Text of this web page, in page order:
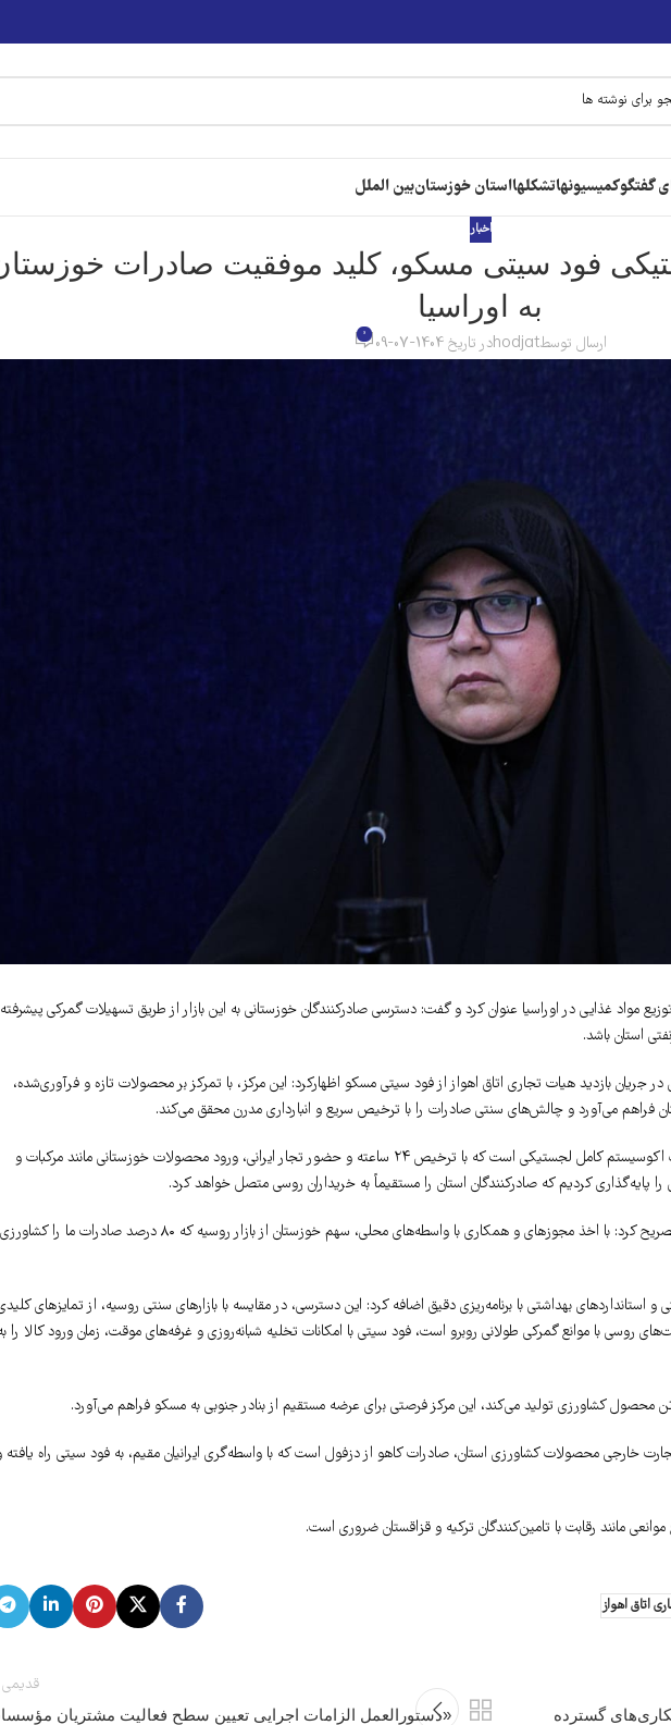
گفتگوکمیسیونهاتشکلهااستان خوزستانبین الملل
اخبار
فود سیتی مسکو، کلید موفقیت صادرات
به اوراسیا
ارسال توسطhodjatدر تاریخ 1404-07-09 0
مواد غذایی در اوراسیا عنوان کرد و گفت: دسترسی صادرکنندگان خوزستانی به این بازار از طریق تسهیلات گمرکی
استان باشد.
جریان بازدید هیات تجاری اتاق اهواز از فود سیتی مسکو اظهارکرد: این مرکز، با تمرکز بر محصولات تازه و فرآوری‌شده،
فراهم می‌آورد و چالش‌های سنتی صادرات را با ترخیص سریع و انبارداری مدرن محقق می‌کند.
وی ادامه داد: فود سیتی مسکو نه تنها یک بازار، بلکه یک اکوسیستم کامل لجستیکی است که با ترخیص ۲۴ ساعته و حضور تجار ایرانی، ورود محصولات خوزستانی مانند مرکبات و
پایه‌گذاری کردیم که صادرکنندگان استان را مستقیماً به خریداران روسی متصل خواهد کرد.
دبیر شورای گفتگوی دولت و بخش خصوصی خوزستان تصریح کرد: با اخذ مجوزهای و همکاری با واسطه‌های محلی، سهم خوزستان از بازار روسیه که ۸۰ درصد صادرات ما را کشاورزی
بهداشتی با برنامه‌ریزی دقیق اضافه کرد: این دسترسی، در مقایسه با بازارهای سنتی روسیه، از تمایزهای
روسی با موانع گمرکی طولانی روبرو است، فود سیتی با امکانات تخلیه شبانه‌روزی و غرفه‌های موقت، زمان ورود کالا را
خارجی محصولات کشاورزی استان، صادرات کاهو از دزفول است که با واسطه‌گری ایرانیان مقیم، به فود سیتی راه یافته
مانند رقابت با تامین‌کنندگان ترکیه و قزاقستان ضروری است.
اتاق اهواز
گسترده
قدیمی
«دستورالعمل الزامات اجرایی تعیین سطح فعالیت مشتریان